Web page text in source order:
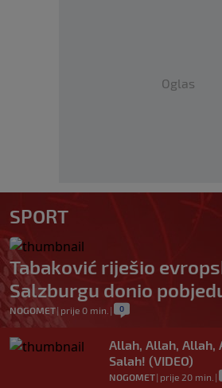
Oglas
SPORT
Tabaković riješio
Salzburgu donio
NOGOMET| prije 0 min. | 0
Allah, Allah, Allah,
Salah! (VIDEO)
NOGOMET| prije 20 min. |